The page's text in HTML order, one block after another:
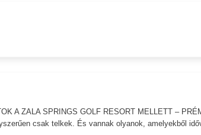
A ZALA SPRINGS GOLF RESORT MELLETT –
csak telkek. És vannak olyanok, amelyekből